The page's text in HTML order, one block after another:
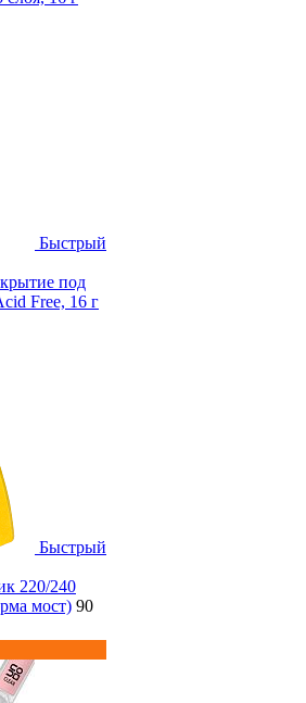
Быстрый
под
Free, 16 г
Быстрый
220/240
мост) 90